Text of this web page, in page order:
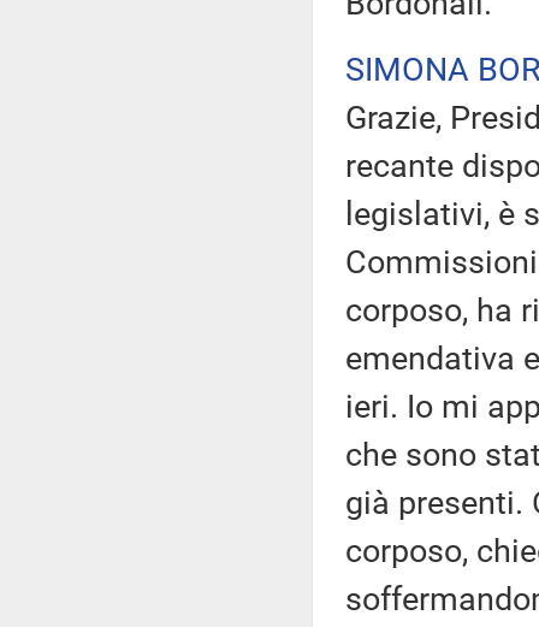
SIMONA
Grazie,
recante
legislativi, è
corposo, ha
emendativa
ieri. Io mi
che sono
già presenti.
corposo,